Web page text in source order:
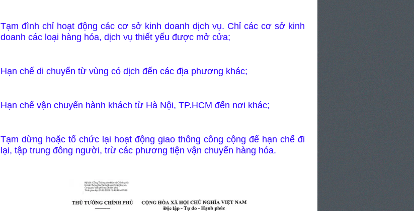
Tạm đình chỉ hoạt động các cơ sở kinh doanh dịch vụ. Chỉ các cơ sở kinh
doanh các loại hàng hóa, dịch vụ thiết yếu được mở cửa;
Hạn chế di chuyển từ vùng có dịch đến các địa phương khác;
Hạn chế vận chuyển hành khách từ Hà Nội, TP.HCM đến nơi khác;
Tạm dừng hoặc tổ chức lại hoạt động giao thông công cộng để hạn chế đi
lại, tập trung đông người, trừ các phương tiện vận chuyển hàng hóa.